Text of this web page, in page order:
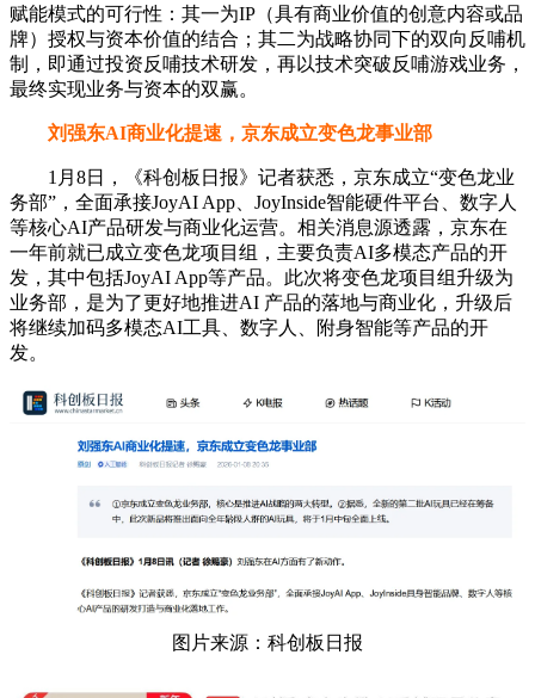
赋能模式的可行性：其一为IP（具有商业价值的创意内容或品
牌）授权与资本价值的结合；其二为战略协同下的双向反哺机
制，即通过投资反哺技术研发，再以技术突破反哺游戏业务，
最终实现业务与资本的双赢。
刘强东AI商业化提速，京东成立变色龙事业部
1月8日，《科创板日报》记者获悉，京东成立“变色龙业
务部”，全面承接JoyAI App、JoyInside智能硬件平台、数字人
等核心AI产品研发与商业化运营。相关消息源透露，京东在
一年前就已成立变色龙项目组，主要负责AI多模态产品的开
发，其中包括JoyAI App等产品。此次将变色龙项目组升级为
业务部，是为了更好地推进AI 产品的落地与商业化，升级后
将继续加码多模态AI工具、数字人、附身智能等产品的开
发。
图片来源：科创板日报